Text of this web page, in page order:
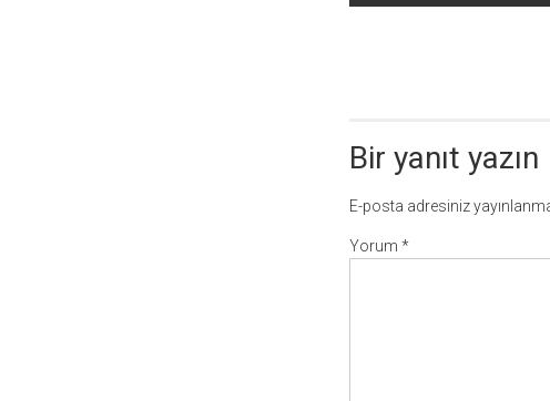
dolaşımı
Bir yanıt yazın
E-posta adresiniz
Yorum *